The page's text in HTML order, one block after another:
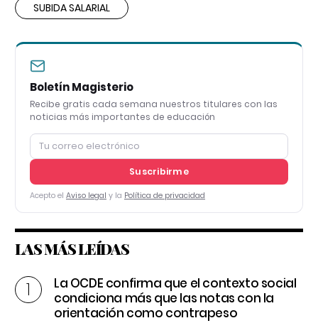
SUBIDA SALARIAL
Boletín Magisterio
Recibe gratis cada semana nuestros titulares con las
noticias más importantes de educación
Suscribirme
Acepto el Aviso legal y la Política de privacidad
LAS MÁS LEÍDAS
La OCDE confirma que el contexto social
condiciona más que las notas con la
orientación como contrapeso